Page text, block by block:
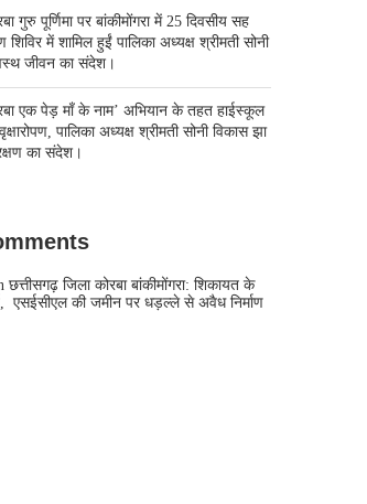
गुरु पूर्णिमा पर बांकीमोंगरा में 25 दिवसीय सह
शिविर में शामिल हुईं पालिका अध्यक्ष श्रीमती सोनी
जीवन का संदेश।
एक पेड़ माँ के नाम’ अभियान के तहत हाईस्कूल
पालिका अध्यक्ष श्रीमती सोनी विकास झा
का संदेश।
छत्तीसगढ़ जिला कोरबा बांकीमोंगरा: शिकायत के
एसईसीएल की जमीन पर धड़ल्ले से अवैध निर्माण